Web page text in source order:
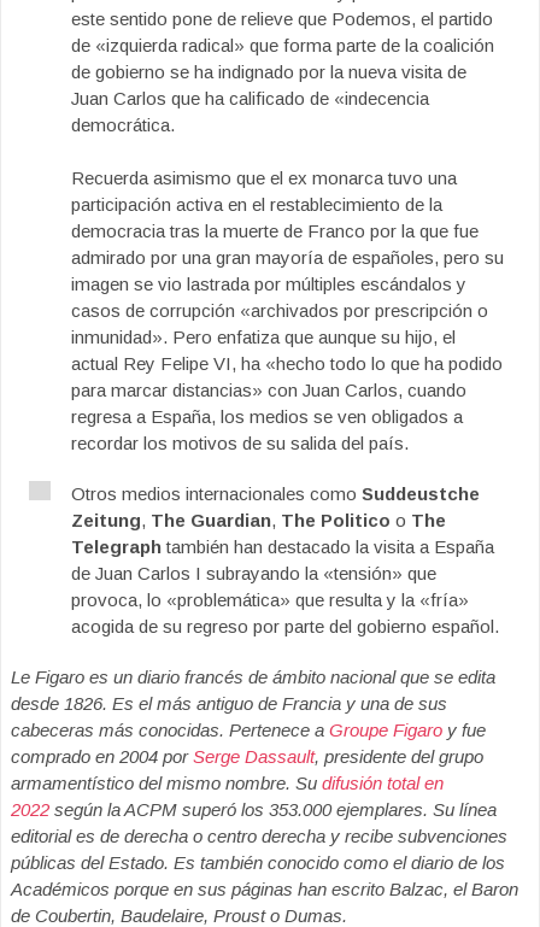
este sentido pone de relieve que Podemos, el partido
de «izquierda radical» que forma parte de la coalición
de gobierno se ha indignado por la nueva visita de
Juan Carlos que ha calificado de «indecencia
democrática.
Recuerda asimismo que el ex monarca tuvo una
participación activa en el restablecimiento de la
democracia tras la muerte de Franco por la que fue
admirado por una gran mayoría de españoles, pero su
imagen se vio lastrada por múltiples escándalos y
casos de corrupción «archivados por prescripción o
inmunidad». Pero enfatiza que aunque su hijo, el
actual Rey Felipe VI, ha «hecho todo lo que ha podido
para marcar distancias» con Juan Carlos, cuando
regresa a España, los medios se ven obligados a
recordar los motivos de su salida del país.
Otros medios internacionales como Suddeustche
Zeitung, The Guardian, The Politico o The
Telegraphtambién han destacado la visita a España
de Juan Carlos I subrayando la «tensión» que
provoca, lo «problemática» que resulta y la «fría»
acogida de su regreso por parte del gobierno español.
Le Figaro es un diario francés de ámbito nacional que se edita
desde 1826. Es el más antiguo de Francia y una de sus
cabeceras más conocidas. Pertenece a Groupe Figaro y fue
comprado en 2004 porSerge Dassault, presidente del grupo
armamentístico del mismo nombre. Su difusión total en
2022 según la ACPM superó los 353.000 ejemplares. Su línea
editorial es de derecha o centro derecha y recibe subvenciones
públicas del Estado. Es también conocido como el diario de los
Académicos porque en sus páginas han escrito Balzac, el Baron
de Coubertin, Baudelaire, Proust o Dumas.